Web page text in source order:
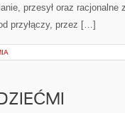
przesył oraz racjonalne
przyłączy, przez […]